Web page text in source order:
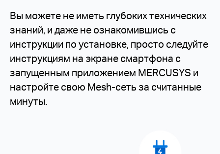
Вы можете не иметь глубоких технических
знаний, и даже не ознакомившись с
инструкции по установке, просто следуйте
инструкциям на экране смартфона с
запущенным приложением MERCUSYS и
настройте свою Mesh-сеть за считанные
минуты.